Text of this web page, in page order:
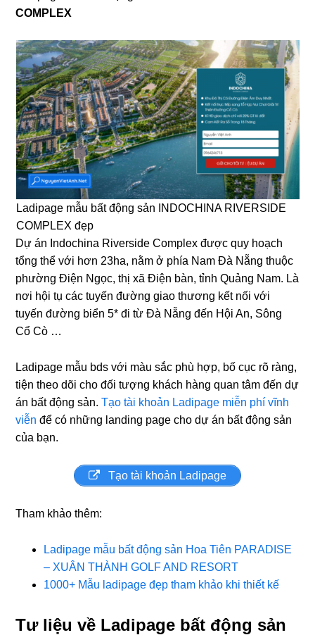
COMPLEX
Ladipage mẫu bất động sản INDOCHINA RIVERSIDE
COMPLEX đẹp
Dự án Indochina Riverside Complex được quy hoạch
tổng thể với hơn 23ha, nằm ở phía Nam Đà Nẵng thuộc
phường Điện Ngọc, thị xã Điện bàn, tỉnh Quảng Nam. Là
nơi hội tụ các tuyến đường giao thương kết nối với
tuyến đường biển 5* đi từ Đà Nẵng đến Hội An, Sông
Cổ Cò …
Ladipage mẫu bds với màu sắc phù hợp, bố cục rõ ràng,
tiện theo dõi cho đối tượng khách hàng quan tâm đến dự
án bất động sản.Tạo tài khoản Ladipage miễn phí vĩnh
viễn để có những landing page cho dự án bất động sản
của bạn.
Tạo tài khoản Ladipage
Tham khảo thêm:
Ladipage mẫu bất động sản Hoa Tiên PARADISE
– XUÂN THÀNH GOLF AND RESORT
1000+ Mẫu ladipage đẹp tham khảo khi thiết kế
Tư liệu về Ladipage bất động sản